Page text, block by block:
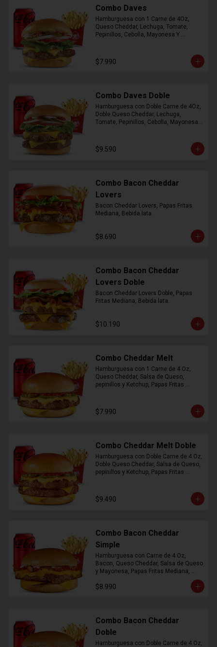
Combo Daves
Hamburguesa con 1 Carne de 4Oz,
Queso Cheddar, Lechuga, Tomate,
Pepinillos, Cebolla, Mayonesa Y
$7.990
Combo Daves Doble
Hamburguesa con Doble Carne de 4Oz,
Doble Queso Cheddar, Lechuga,
Tomate, Pepinillos, Cebolla, Mayonesa y
$9.590
Combo Bacon Cheddar
Lovers
Bacon Cheddar Lovers, Papas Fritas
Mediana, Bebida lata.
$8.690
Combo Bacon Cheddar
Lovers Doble
Bacon Cheddar Lovers Doble, Papas
Fritas Mediana, Bebida lata.
$10.190
Combo Cheddar Melt
Hamburguesa con 1 Carne de 4 Oz,
Queso Cheddar, Salsa de Queso,
pepinillos y Ketchup, Papas Fritas
$7.990
Combo Cheddar Melt Doble
Hamburguesa con Doble Carne de 4 Oz,
Doble Queso Cheddar, Salsa de Queso,
pepinillos y Ketchup, Papas Fritas
$9.490
Combo Bacon Cheddar
Simple
Hamburguesa con Carne de 4 Oz,
Bacon, Queso Cheddar, Salsa de Queso
y Mayonesa, Papas Fritas Mediana,
$8.990
Combo Bacon Cheddar
Doble
Hamburguesa con Doble Carne de 4 Oz,